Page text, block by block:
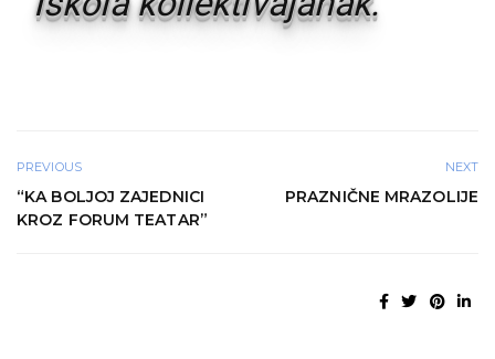
PREVIOUS
“KA BOLJOJ ZAJEDNICI
KROZ FORUM TEATAR”
NEXT
PRAZNIČNE MRAZOLIJE